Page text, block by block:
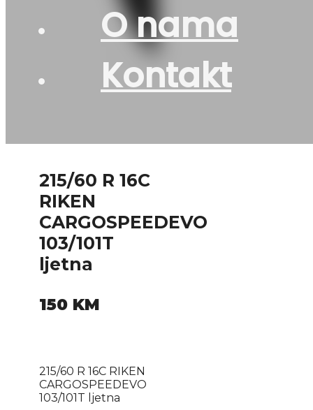
O nama
Kontakt
215/60 R 16C
RIKEN
CARGOSPEEDEVO
103/101T
ljetna
150 KM
215/60 R 16C RIKEN
CARGOSPEEDEVO
103/101T ljetna